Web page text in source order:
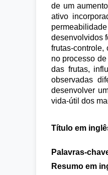
de um
ativo
desenvolvidos
frutas-controle,
no processo
das frutas,
observadas
desenvolver
vida-útil dos
Título em
Palavras-
Resumo em